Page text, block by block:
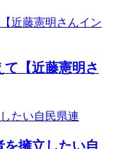
て【近藤憲明さ